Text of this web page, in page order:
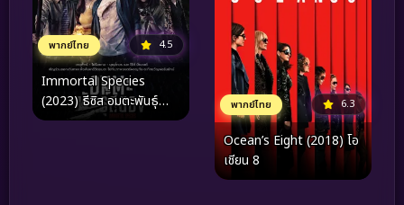
พากย์ไทย 4.5
Immortal Species
(2023) ธีซิส อมตะพันธุ์
สยอง
พากย์ไทย 6.3
Ocean’s Eight (2018) โอ
เชียน 8